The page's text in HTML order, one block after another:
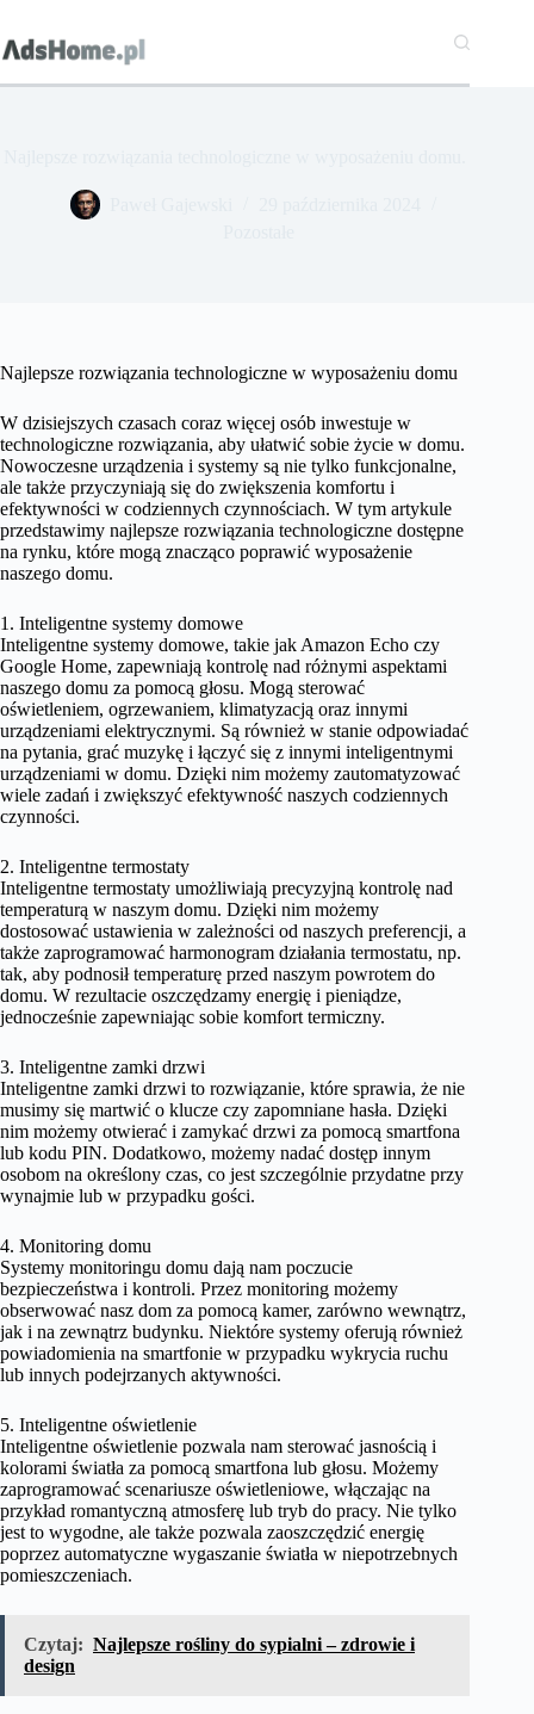
treści
Najlepsze rozwiązania technologiczne w wyposażeniu domu
W dzisiejszych czasach coraz więcej osób inwestuje w
technologiczne rozwiązania, aby ułatwić sobie życie w domu.
Nowoczesne urządzenia i systemy są nie tylko funkcjonalne,
ale także przyczyniają się do zwiększenia komfortu i
efektywności w codziennych czynnościach. W tym artykule
przedstawimy najlepsze rozwiązania technologiczne dostępne
na rynku, które mogą znacząco poprawić wyposażenie
naszego domu.
1. Inteligentne systemy domowe
Inteligentne systemy domowe, takie jak Amazon Echo czy
Google Home, zapewniają kontrolę nad różnymi aspektami
naszego domu za pomocą głosu. Mogą sterować
oświetleniem, ogrzewaniem, klimatyzacją oraz innymi
urządzeniami elektrycznymi. Są również w stanie odpowiadać
na pytania, grać muzykę i łączyć się z innymi inteligentnymi
urządzeniami w domu. Dzięki nim możemy zautomatyzować
wiele zadań i zwiększyć efektywność naszych codziennych
czynności.
2. Inteligentne termostaty
Inteligentne termostaty umożliwiają precyzyjną kontrolę nad
temperaturą w naszym domu. Dzięki nim możemy
dostosować ustawienia w zależności od naszych preferencji, a
także zaprogramować harmonogram działania termostatu, np.
tak, aby podnosił temperaturę przed naszym powrotem do
domu. W rezultacie oszczędzamy energię i pieniądze,
jednocześnie zapewniając sobie komfort termiczny.
3. Inteligentne zamki drzwi
Inteligentne zamki drzwi to rozwiązanie, które sprawia, że nie
musimy się martwić o klucze czy zapomniane hasła. Dzięki
nim możemy otwierać i zamykać drzwi za pomocą smartfona
lub kodu PIN. Dodatkowo, możemy nadać dostęp innym
osobom na określony czas, co jest szczególnie przydatne przy
wynajmie lub w przypadku gości.
4. Monitoring domu
Systemy monitoringu domu dają nam poczucie
bezpieczeństwa i kontroli. Przez monitoring możemy
obserwować nasz dom za pomocą kamer, zarówno wewnątrz,
jak i na zewnątrz budynku. Niektóre systemy oferują również
powiadomienia na smartfonie w przypadku wykrycia ruchu
lub innych podejrzanych aktywności.
5. Inteligentne oświetlenie
Inteligentne oświetlenie pozwala nam sterować jasnością i
kolorami światła za pomocą smartfona lub głosu. Możemy
zaprogramować scenariusze oświetleniowe, włączając na
przykład romantyczną atmosferę lub tryb do pracy. Nie tylko
jest to wygodne, ale także pozwala zaoszczędzić energię
poprzez automatyczne wygaszanie światła w niepotrzebnych
pomieszczeniach.
Czytaj: Najlepsze rośliny do sypialni – zdrowie i
design